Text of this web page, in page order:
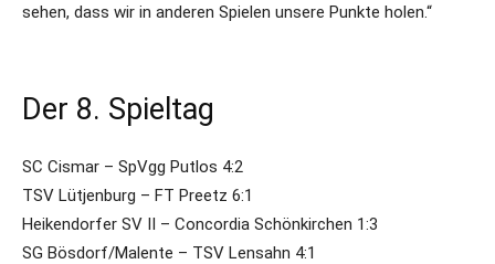
sehen, dass wir in anderen Spielen unsere Punkte holen.“
Der 8. Spieltag
SC Cismar – SpVgg Putlos 4:2
TSV Lütjenburg – FT Preetz 6:1
Heikendorfer SV II – Concordia Schönkirchen 1:3
SG Bösdorf/Malente – TSV Lensahn 4:1